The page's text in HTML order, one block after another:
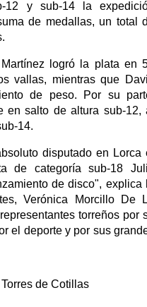
12 y sub-14 la
de medallas, un total
logró la plata en
vallas, mientras que
de peso. Por su
en salto de altura sub-12,
14.
disputado en Lorca
de categoría sub-18
de disco", explica
Verónica Morcillo De
torreños por
el deporte y por sus
de Cotillas